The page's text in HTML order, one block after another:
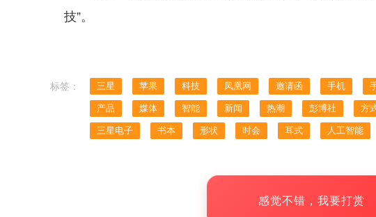
技”。
标签： 三星 苹果 科技 凤凰网 邀请函 手机
产品 媒体 智能 新闻 热潮 彭博社 方
三星电子 书本 形状 时会 耳式 人工智能
感觉不错，我要打赏